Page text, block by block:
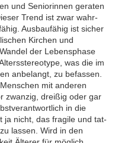
und Seniorinnen geraten
Trend ist zwar wahr­
Ausbau­fähig ist sicher
Kirchen und
der Lebens­phase
was die im
anbelangt, zu befassen.
mit anderen
zwanzig, dreißig oder gar
in die
ja nicht, das fragile und tat­
lassen. Wird in den